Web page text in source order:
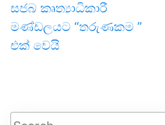
සජබ කෘත්‍යාධිකාරී
මණ්ඩලයට “තරුණකම ”
එක් වෙයි